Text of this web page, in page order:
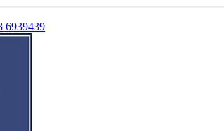
6939439